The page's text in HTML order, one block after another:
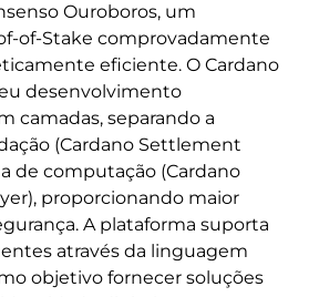
Ouroboros, um
of-Stake comprovadamente
eficiente. O Cardano
desenvolvimento
camadas, separando a
(Cardano Settlement
de computação (Cardano
proporcionando maior
A plataforma suporta
através da linguagem
objetivo fornecer soluções